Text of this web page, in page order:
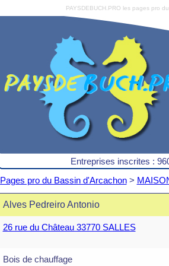
PAYSDEBUCH.PRO les pages pro
Entreprises inscrites :
Pages pro du Bassin d'Arcachon>
Alves Pedreiro Antonio
26 rue du Château 33770 SALLES
Bois de chauffage